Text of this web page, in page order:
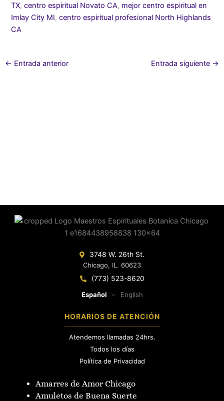
TX,centro espiritual Novato CA, mejor centro espiritual en
Imlay City MI,centro espiritual profesional North Highlands
CA
← Entrada anterior Entrada siguiente →
3748 W. 26th St.
Chicago, IL. 60623
(773) 523-8620
Español – English
HORARIOS DE ATENCIÓN
Atendemos llamadas 24hrs.
Todos los días
Política de Privacidad
Amarres de Amor Chicago
Amuletos de Buena Suerte